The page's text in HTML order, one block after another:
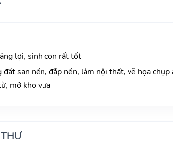
lợi, sinh con rất tốt
đất san nền, đắp nền, làm nội thất, vẽ họa
mở kho vựa